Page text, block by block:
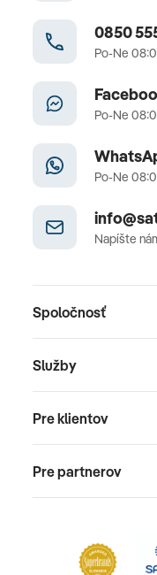
0850 555
Po-Ne
Po-Ne
Po-Ne
Napíšte
Spoločnosť
Služby
Pre klientov
Pre partnerov